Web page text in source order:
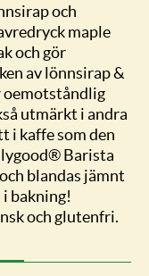
och
maple
och gör
av lönnsirap &
oemotståndlig
utmärkt i andra
i kaffe som den
Barista
blandas jämnt
i bakning!
och glutenfri.